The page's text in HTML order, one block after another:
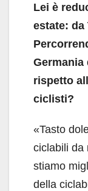
Lei è
estate: da
Germania
rispetto
ciclisti?
«Tasto
ciclabili da
stiamo
della